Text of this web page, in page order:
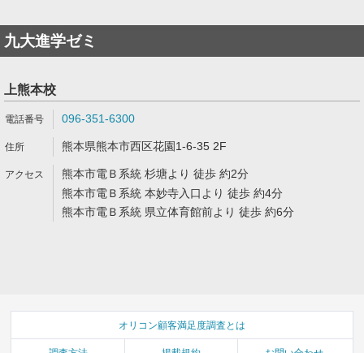
九大進学ゼミ
上熊本校
096-351-6300
熊本県熊本市西区花園1-6-35 2F
熊本市電Ｂ系統 杉塘より 徒歩 約2分
熊本市電Ｂ系統 本妙寺入口より 徒歩 約4分
熊本市電Ｂ系統 県立体育館前より 徒歩 約6分
オリコン顧客満足度調査とは